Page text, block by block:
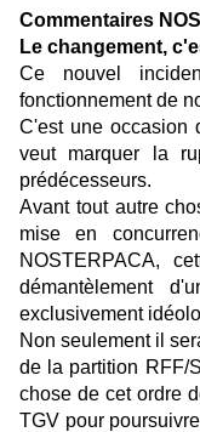
Commentaires
Le changement,
Ce nouvel
fonctionnement de
C'est une occasion
veut marquer la
prédécesseurs.
Avant tout autre
mise en
NOSTERPACA,
démantèlement
exclusivement
Non seulement il
de la partition RFF/
chose de cet ordre
TGV pour